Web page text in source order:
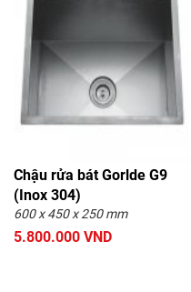
Chậu rửa bát Gorlde G9
(Inox 304)
600 x 450 x 250 mm
5.800.000 VND